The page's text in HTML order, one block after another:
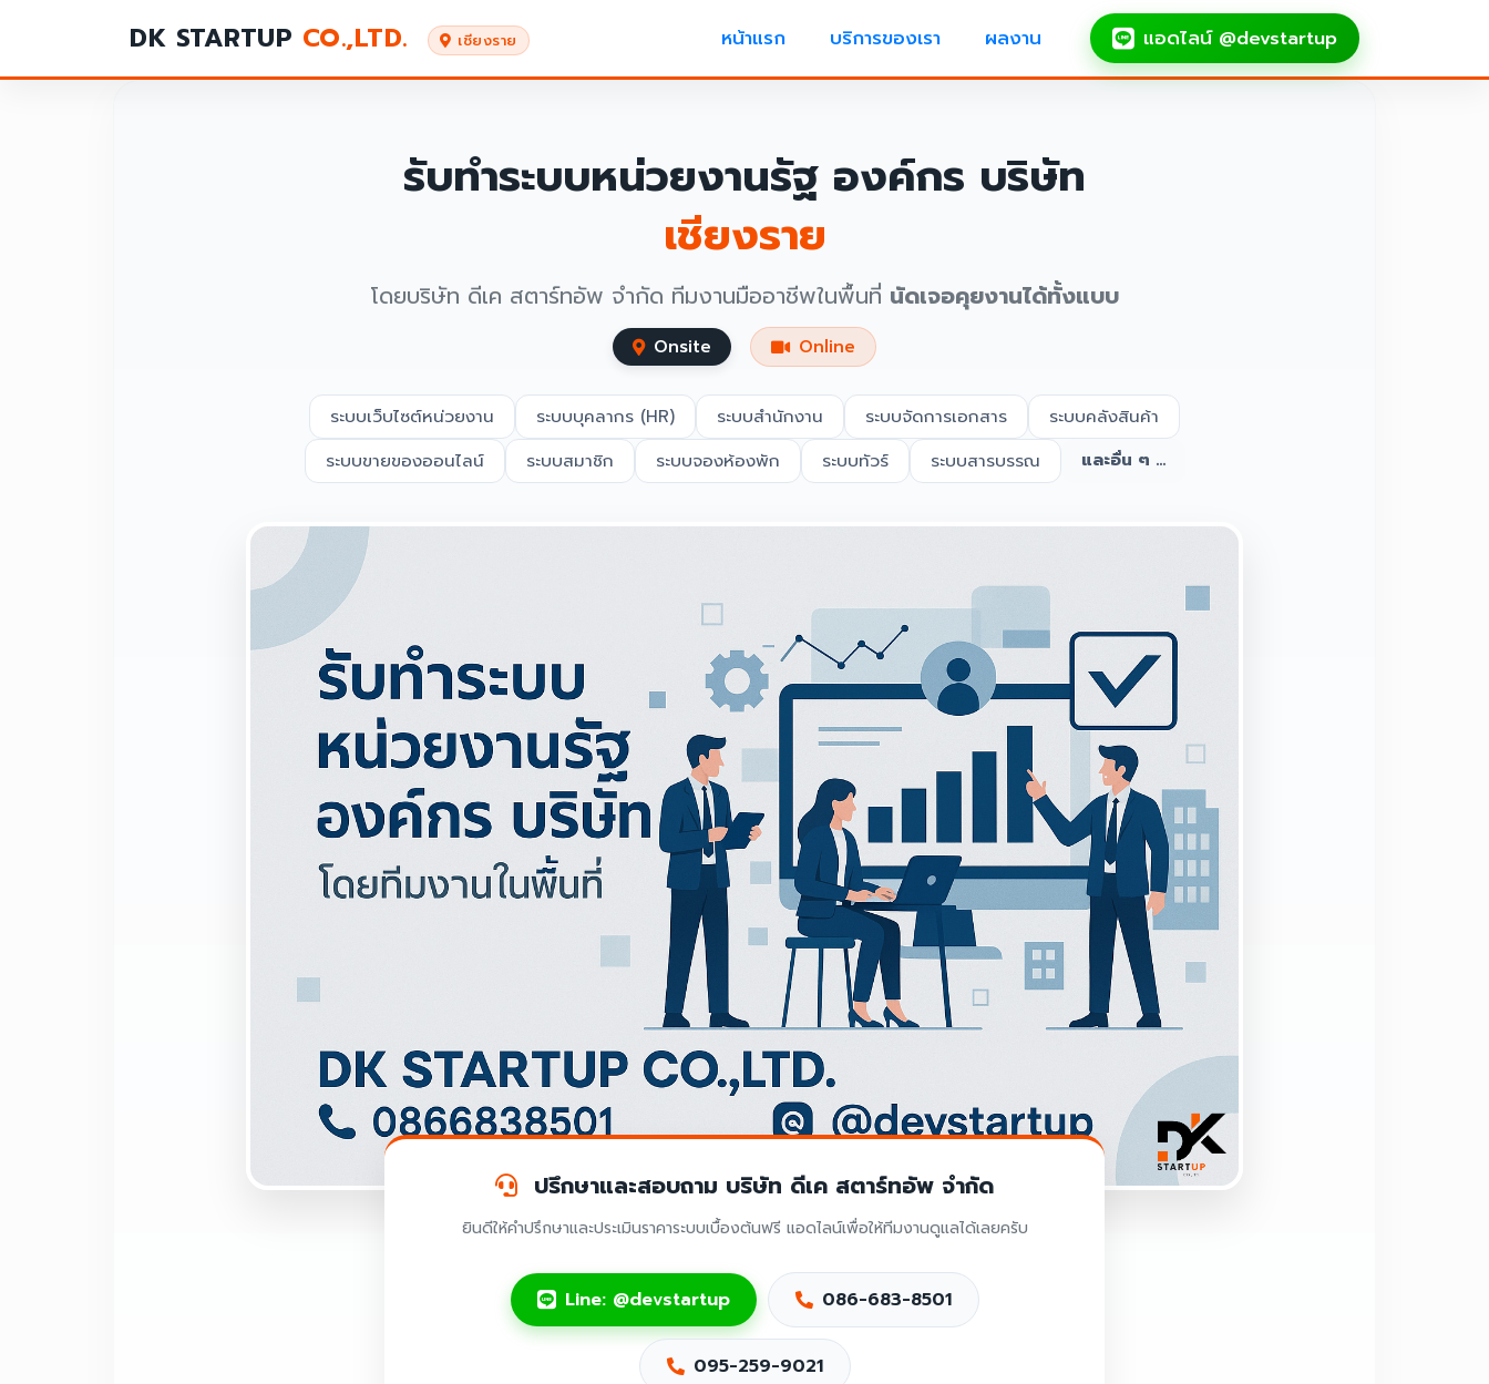
DK STARTUP CO.,LTD. เชียงราย หน้าแรก บริการของเรา ผลงาน แอดไลน์ @devstartup
รับทำระบบหน่วยงานรัฐ องค์กร บริษัท
เชียงราย
โดยบริษัท ดีเค สตาร์ทอัพ จำกัด ทีมงานมืออาชีพในพื้นที่ นัดเจอคุยงานได้ทั้งแบบ
Onsite Online
ระบบเว็บไซต์หน่วยงาน ระบบบุคลากร (HR) ระบบสำนักงาน ระบบจัดการเอกสาร
ระบบคลังสินค้า
ระบบขายของออนไลน์
ระบบสมาชิก ระบบจองห้องพัก ระบบทัวร์ ระบบสารบรรณ และอื่น ๆ ...
ปรึกษาและสอบถาม บริษัท ดีเค สตาร์ทอัพ จำกัด
ยินดีให้คำปรึกษาและประเมินราคาระบบเบื้องต้นฟรี แอดไลน์เพื่อให้ทีมงานดูแลได้เลยครับ
Line: @devstartup 086-683-8501
095-259-9021